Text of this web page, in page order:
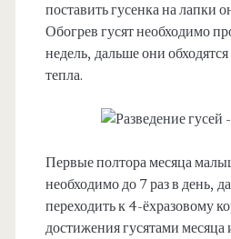
поставить гусенка на лапки
Обогрев гусят необходимо
недель, дальше они
тепла.
Первые полтора месяца
необходимо до 7 раз в день,
переходить к 4-ёхразовому
достижения гусятами